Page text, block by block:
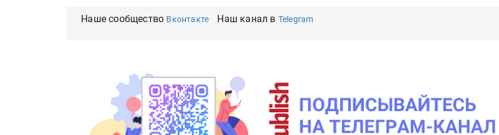
Наше сообщество Вконтакте Наш канал в Telegram